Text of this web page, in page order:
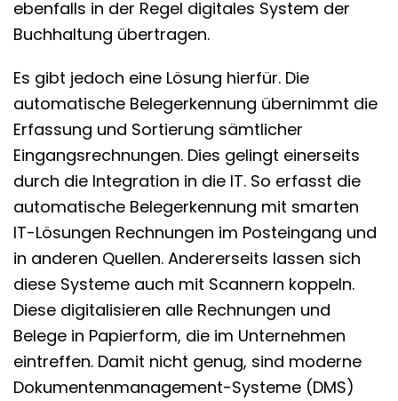
ebenfalls in der Regel digitales System der
Buchhaltung übertragen.
Es gibt jedoch eine Lösung hierfür. Die
automatische Belegerkennung übernimmt die
Erfassung und Sortierung sämtlicher
Eingangsrechnungen. Dies gelingt einerseits
durch die Integration in die IT. So erfasst die
automatische Belegerkennung mit smarten
IT-Lösungen Rechnungen im Posteingang und
in anderen Quellen. Andererseits lassen sich
diese Systeme auch mit Scannern koppeln.
Diese digitalisieren alle Rechnungen und
Belege in Papierform, die im Unternehmen
eintreffen. Damit nicht genug, sind moderne
Dokumentenmanagement-Systeme (DMS)